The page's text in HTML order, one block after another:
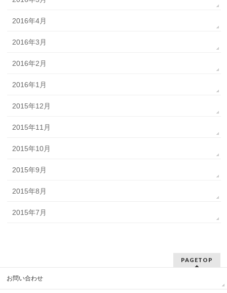
2016年4月
2016年3月
2016年2月
2016年1月
2015年12月
2015年11月
2015年10月
2015年9月
2015年8月
2015年7月
PAGETOP
お問い合わせ